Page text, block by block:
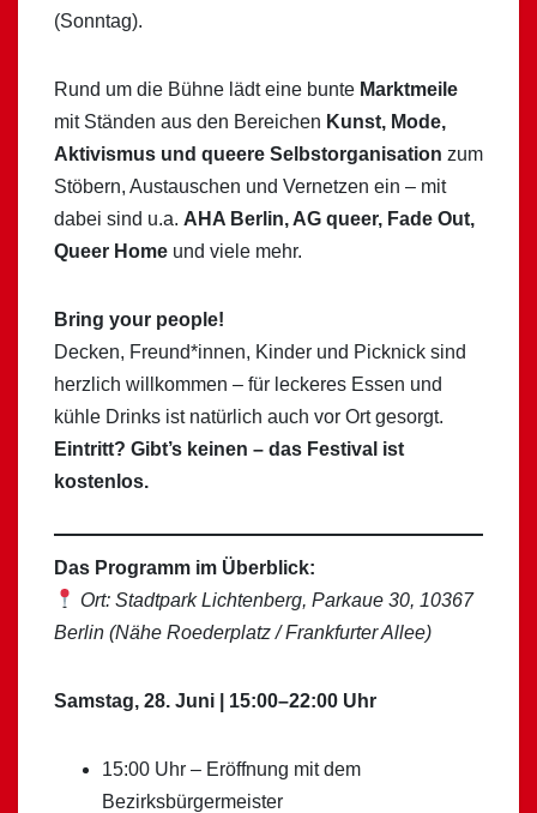
(Sonntag).
Rund um die Bühne lädt eine bunte Marktmeile
mit Ständen aus den Bereichen Kunst, Mode,
Aktivismus und queere Selbstorganisation zum
Stöbern, Austauschen und Vernetzen ein – mit
dabei sind u.a. AHA Berlin, AG queer, Fade Out,
Queer Home und viele mehr.
Bring your people!
Decken, Freund*innen, Kinder und Picknick sind
herzlich willkommen – für leckeres Essen und
kühle Drinks ist natürlich auch vor Ort gesorgt.
Eintritt? Gibt’s keinen – das Festival ist
kostenlos.
Das Programm im Überblick:
Ort: Stadtpark Lichtenberg, Parkaue 30, 10367
Berlin (Nähe Roederplatz / Frankfurter Allee)
Samstag, 28. Juni | 15:00–22:00 Uhr
15:00 Uhr – Eröffnung mit dem
Bezirksbürgermeister